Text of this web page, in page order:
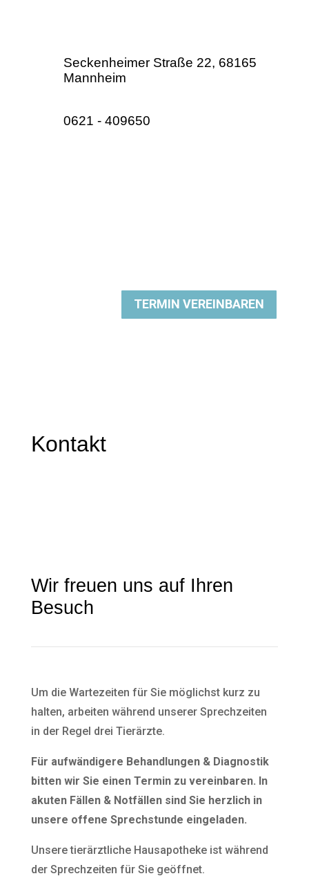
Seckenheimer Straße 22, 68165
Mannheim
0621 - 409650
TERMIN VEREINBAREN
Kontakt
Wir freuen uns auf Ihren
Besuch
Um die Wartezeiten für Sie möglichst kurz zu
halten, arbeiten während unserer Sprechzeiten
in der Regel drei Tierärzte.
Für aufwändigere Behandlungen & Diagnostik
bitten wir Sie einen Termin zu vereinbaren. In
akuten Fällen & Notfällen sind Sie herzlich in
unsere offene Sprechstunde eingeladen.
Unsere tierärztliche Hausapotheke ist während
der Sprechzeiten für Sie geöffnet.